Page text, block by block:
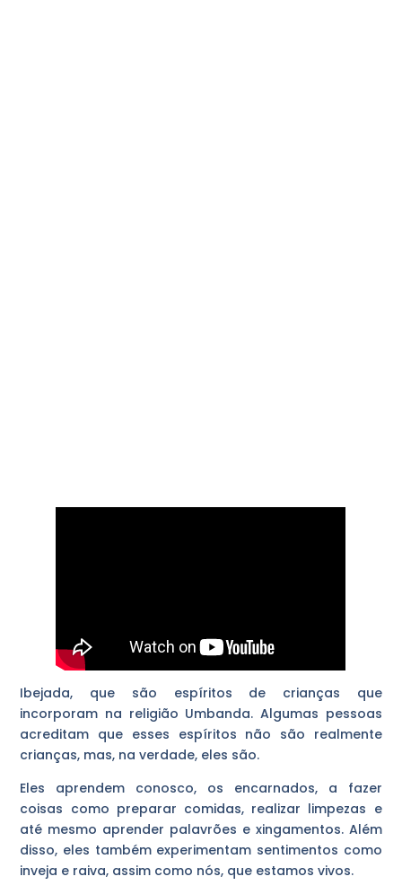
Ibejada, que são espíritos de crianças que
incorporam na religião Umbanda. Algumas pessoas
acreditam que esses espíritos não são realmente
crianças, mas, na verdade, eles são.
Eles aprendem conosco, os encarnados, a fazer
coisas como preparar comidas, realizar limpezas e
até mesmo aprender palavrões e xingamentos. Além
disso, eles também experimentam sentimentos como
inveja e raiva, assim como nós, que estamos vivos.